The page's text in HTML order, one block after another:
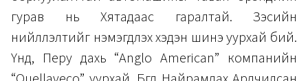
гурав нь Хятадаас гаралтай. Зэсийн
нийлүүлэлтийг нэмэгдүүлэх хэдэн шинэ уурхай бий.
Үүнд, Перу дахь “Anglo American” компанийн